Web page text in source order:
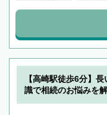
【高崎駅徒歩6分】
識で相続のお悩みを